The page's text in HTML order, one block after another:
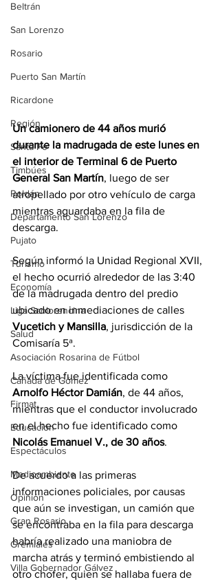
Beltrán
San Lorenzo
Rosario
Puerto San Martín
Ricardone
Región
Santa Fe
Timbúes
Roldán
Departamento San Lorenzo
Pujato
Turismo
Economía
Liga Sanlorencina
Salud
Asociación Rosarina de Fútbol
Cañada de Gómez
Firmat
Educación
Espectáculos
Medioambiente
Opinión
Gran Rosario
Gremiales
Villa Gobernador Gálvez
Un camionero de 44 años murió
durante la madrugada de este lunes en
el interior de Terminal 6 de Puerto
General San Martín, luego de ser
atropellado por otro vehículo de carga
mientras aguardaba en la fila de
descarga.
Según informó la Unidad Regional XVII,
el hecho ocurrió alrededor de las 3:40
de la madrugada dentro del predio
ubicado en inmediaciones de calles
Vucetich y Mansilla, jurisdicción de la
Comisaría 5ª.
La víctima fue identificada como
Arnolfo Héctor Damián, de 44 años,
mientras que el conductor involucrado
en el hecho fue identificado como
Nicolás Emanuel V., de 30 años.
De acuerdo a las primeras
informaciones policiales, por causas
que aún se investigan, un camión que
se encontraba en la fila para descarga
habría realizado una maniobra de
marcha atrás y terminó embistiendo al
otro chofer, quien se hallaba fuera de